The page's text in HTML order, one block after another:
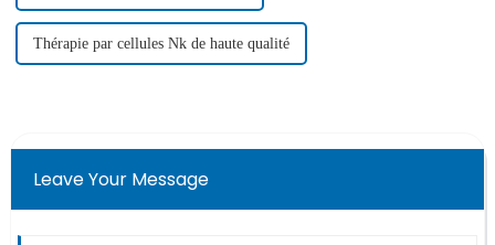
Thérapie par cellules Nk de haute qualité
Leave Your Message